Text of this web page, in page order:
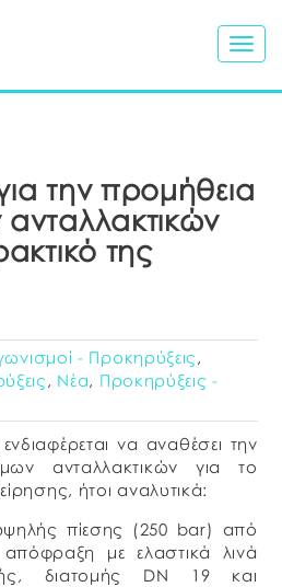
την προμήθεια
της
- Προκηρύξεις ,
, Νέα, Προκηρύξεις -
να αναθέσει την
ανταλλακτικών για το
ήτοι αναλυτικά:
πίεσης (250 bar) από
με ελαστικά λινά
διατομής DN 19 και